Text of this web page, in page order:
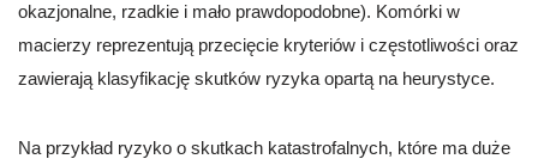
okazjonalne, rzadkie i mało prawdopodobne). Komórki w
macierzy reprezentują przecięcie kryteriów i częstotliwości oraz
zawierają klasyfikację skutków ryzyka opartą na heurystyce.
Na przykład ryzyko o skutkach katastrofalnych, które ma duże